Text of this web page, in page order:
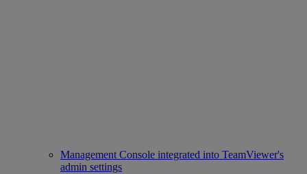
Management Console integrated into TeamViewer's
admin settings